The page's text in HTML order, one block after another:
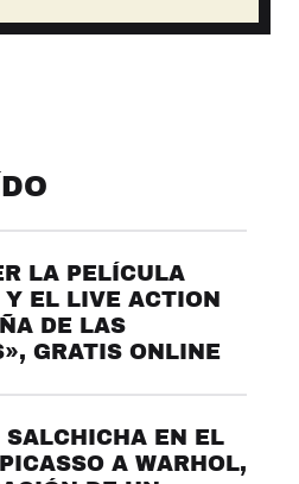
LA PELÍCULA
EL LIVE ACTION
DE LAS
GRATIS ONLINE
SALCHICHA EN EL
A WARHOL,